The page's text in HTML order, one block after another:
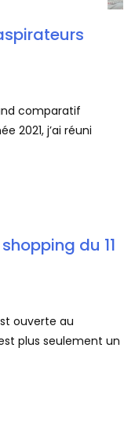
comparatif
2021, j’ai réuni
du 11
ouverte au
plus seulement un